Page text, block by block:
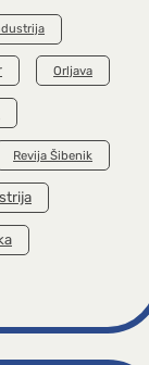
Orljava
Revija Šibenik